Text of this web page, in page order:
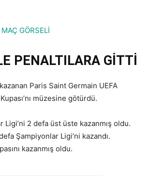
PENALTILARA GİTTİ
Paris Saint Germain UEFA
müzesine götürdü.
Ligi’ni 2 defa üst üste kazanmış oldu.
Şampiyonlar Ligi’ni kazandı.
kazanmış oldu.